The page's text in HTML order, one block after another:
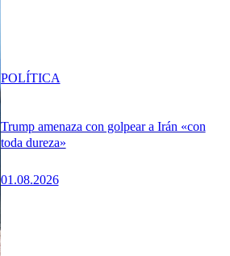
Trump amenaza con golpear a Irán «con
toda dureza»
01.08.2026
POLÍTICA